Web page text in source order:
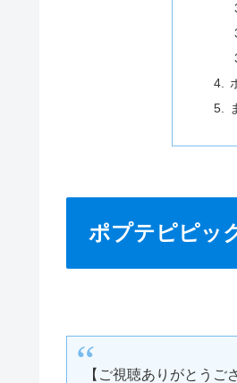
ポプテピピッ
【ご視聴ありがとうご